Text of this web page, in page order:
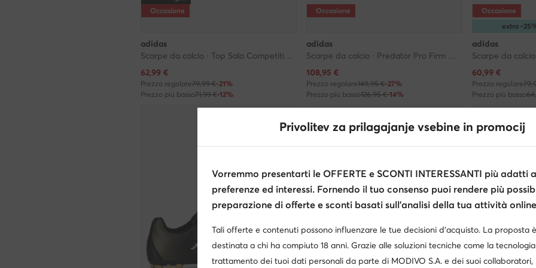
Occasione
adidas
Scarpe da calcio · Top Sala Competition II JP6980 · Bianco
Prezzo attuale
62,99 €
Prezzo regolare79,99 €-21%
Prezzo più basso71,99 €-12%
Occasione
adidas
Scarpe da calcio · Predator Pro Firm Ground ID3855 · Bianco
Prezzo attuale
108,95 €
Prezzo regolare149,95 €-27%
Prezzo più basso126,95 €-14%
extra -
Occasione
adidas
Prezzo attuale
60,99 €
Prezzo regolare
Prezzo più basso
Privolitev za prilagajanje vsebine in promocij
Vorremmo presentarti le OFFERTE e SCONTI INTERESSANTI più adatti
preferenze ed interessi. Fornendo il tuo consenso puoi rendere più
preparazione di offerte e sconti basati sull’analisi della tua attività
Tali offerte e contenuti possono influenzare le tue decisioni d’acquisto. La proposta
destinata a chi ha compiuto 18 anni. Grazie alle soluzioni tecniche come la
trattamento dei tuoi dati personali da parte di MODIVO S.A. e dei suoi collaboratori,